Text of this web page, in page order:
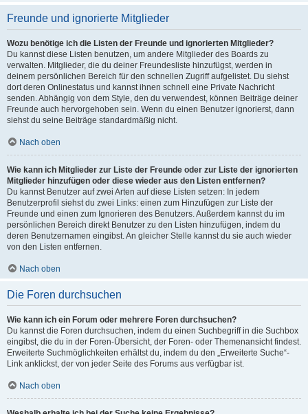
Freunde und ignorierte Mitglieder
Wozu benötige ich die Listen der Freunde und ignorierten Mitglieder?
Du kannst diese Listen benutzen, um andere Mitglieder des Boards zu
verwalten. Mitglieder, die du deiner Freundesliste hinzufügst, werden in
deinem persönlichen Bereich für den schnellen Zugriff aufgelistet. Du siehst
dort deren Onlinestatus und kannst ihnen schnell eine Private Nachricht
senden. Abhängig von dem Style, den du verwendest, können Beiträge deiner
Freunde auch hervorgehoben sein. Wenn du einen Benutzer ignorierst, dann
siehst du seine Beiträge standardmäßig nicht.
Nach oben
Wie kann ich Mitglieder zur Liste der Freunde oder zur Liste der ignorierten
Mitglieder hinzufügen oder diese wieder aus den Listen entfernen?
Du kannst Benutzer auf zwei Arten auf diese Listen setzen: In jedem
Benutzerprofil siehst du zwei Links: einen zum Hinzufügen zur Liste der
Freunde und einen zum Ignorieren des Benutzers. Außerdem kannst du im
persönlichen Bereich direkt Benutzer zu den Listen hinzufügen, indem du
deren Benutzernamen eingibst. An gleicher Stelle kannst du sie auch wieder
von den Listen entfernen.
Nach oben
Die Foren durchsuchen
Wie kann ich ein Forum oder mehrere Foren durchsuchen?
Du kannst die Foren durchsuchen, indem du einen Suchbegriff in die Suchbox
eingibst, die du in der Foren-Übersicht, der Foren- oder Themenansicht findest.
Erweiterte Suchmöglichkeiten erhältst du, indem du den „Erweiterte Suche“-
Link anklickst, der von jeder Seite des Forums aus verfügbar ist.
Nach oben